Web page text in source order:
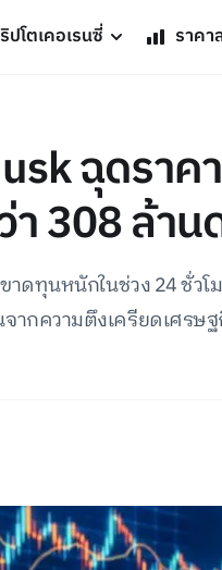
ปโตเคอเรนซี่ ราคา
ฉุดรา
308 ล้าน
ดทุนหนักในช่วง 24 ชั่ว
ากความตึงเครียดเศร